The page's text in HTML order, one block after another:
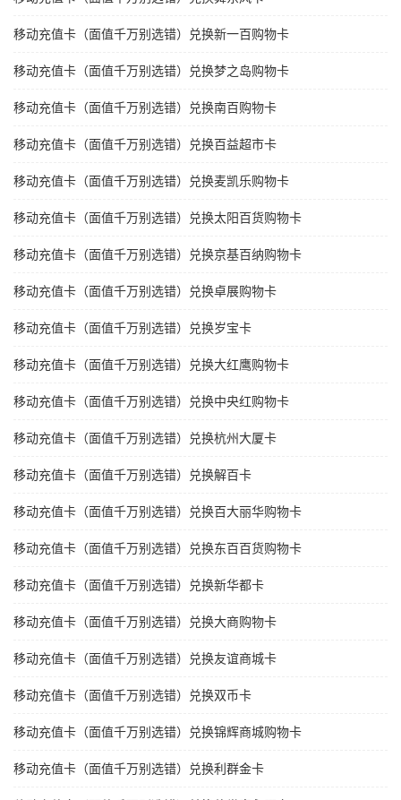
移动充值卡（面值千万别选错）兑换新一百购物卡
移动充值卡（面值千万别选错）兑换梦之岛购物卡
移动充值卡（面值千万别选错）兑换南百购物卡
移动充值卡（面值千万别选错）兑换百益超市卡
移动充值卡（面值千万别选错）兑换麦凯乐购物卡
移动充值卡（面值千万别选错）兑换太阳百货购物卡
移动充值卡（面值千万别选错）兑换京基百纳购物卡
移动充值卡（面值千万别选错）兑换卓展购物卡
移动充值卡（面值千万别选错）兑换岁宝卡
移动充值卡（面值千万别选错）兑换大红鹰购物卡
移动充值卡（面值千万别选错）兑换中央红购物卡
移动充值卡（面值千万别选错）兑换杭州大厦卡
移动充值卡（面值千万别选错）兑换解百卡
移动充值卡（面值千万别选错）兑换百大丽华购物卡
移动充值卡（面值千万别选错）兑换东百百货购物卡
移动充值卡（面值千万别选错）兑换新华都卡
移动充值卡（面值千万别选错）兑换大商购物卡
移动充值卡（面值千万别选错）兑换友谊商城卡
移动充值卡（面值千万别选错）兑换双币卡
移动充值卡（面值千万别选错）兑换锦辉商城购物卡
移动充值卡（面值千万别选错）兑换利群金卡